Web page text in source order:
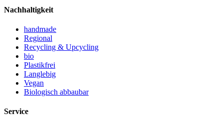
Nachhaltigkeit
handmade
Regional
Recycling & Upcycling
bio
Plastikfrei
Langlebig
Vegan
Biologisch abbaubar
Service